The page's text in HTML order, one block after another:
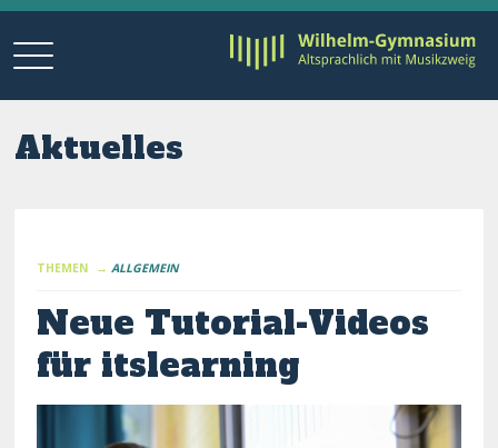
Aktuelles
THEMEN → ALLGEMEIN
Neue Tutorial-Videos
für itslearning